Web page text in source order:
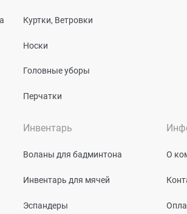
Куртки, Ветровки
Носки
Головные уборы
Перчатки
Инвентарь
Воланы для бадминтона
Инвентарь для мячей
Эспандеры
О